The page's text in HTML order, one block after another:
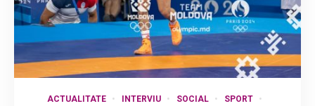
ACTUALITATE INTERVIU SOCIAL
SPORT